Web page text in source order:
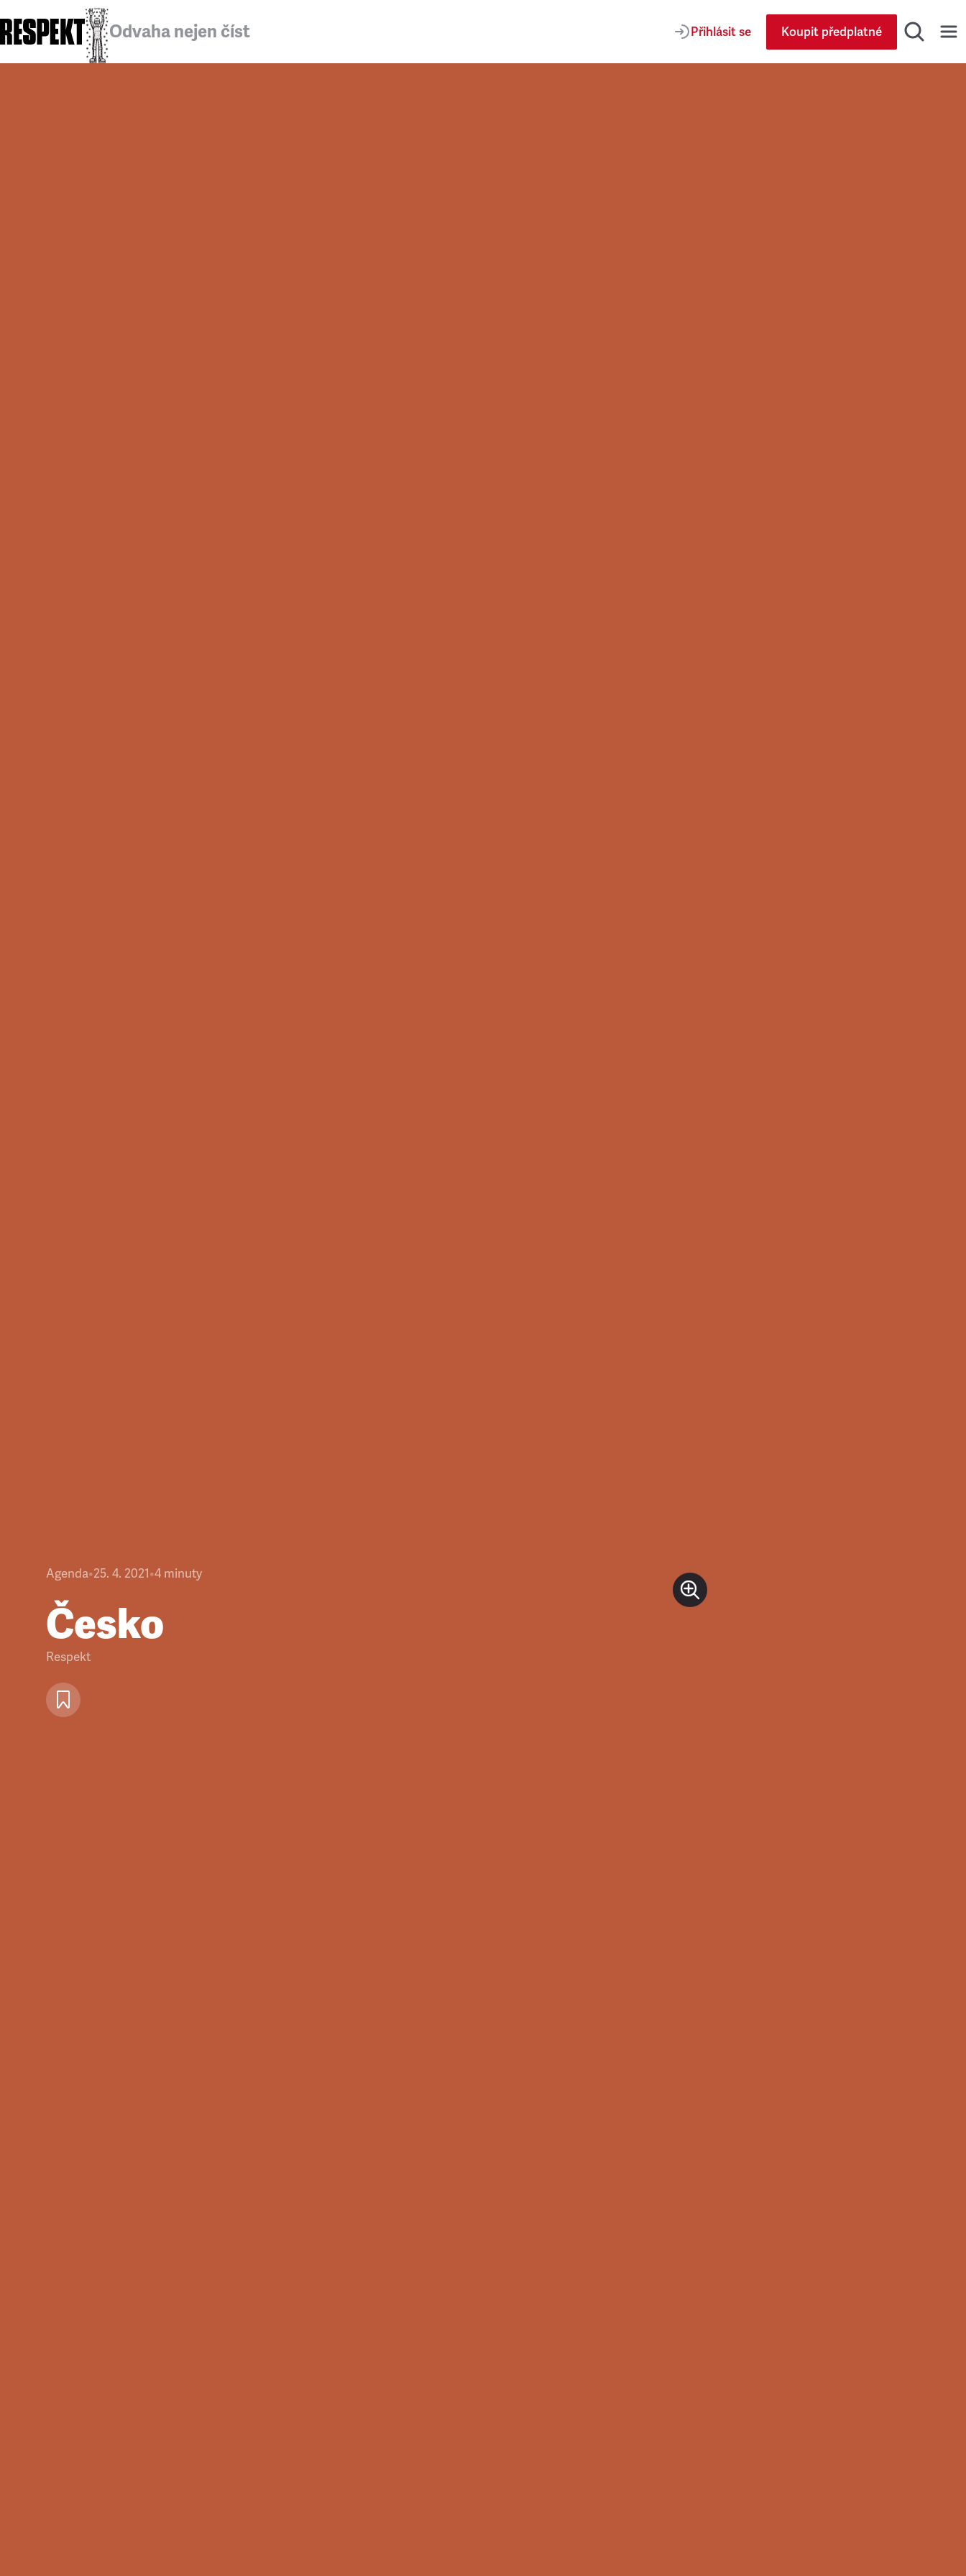
Odvaha nejen číst Přihlásit se Koupit předplatné
Agenda•25. 4. 2021•4 minuty
Česko
Respekt